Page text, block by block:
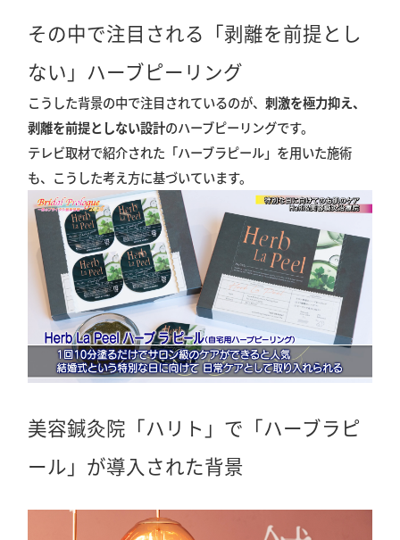
その中で注目される「剥離を前提とし
ない」ハーブピーリング
こうした背景の中で注目されているのが、刺激を極力抑え、
剥離を前提としない設計のハーブピーリングです。
テレビ取材で紹介された「ハーブラピール」を用いた施術
も、こうした考え方に基づいています。
美容鍼灸院「ハリト」で「ハーブラピ
ール」が導入された背景